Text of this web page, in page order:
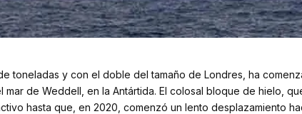
toneladas y con el doble del tamaño de Londres, ha
de Weddell, en la Antártida. El colosal bloque de hielo,
hasta que, en 2020, comenzó un lento desplazamiento